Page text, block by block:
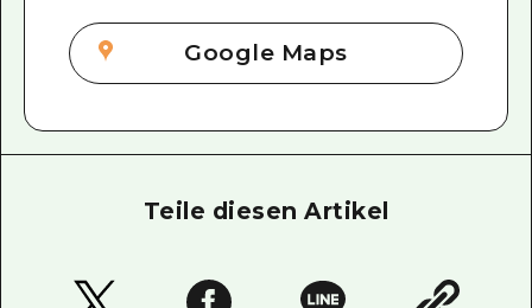
Google Maps
Teile diesen Artikel